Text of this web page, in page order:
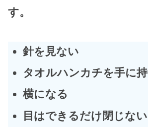
す。
針を見ない
タオルハンカチを手に
横になる
目はできるだけ閉じな